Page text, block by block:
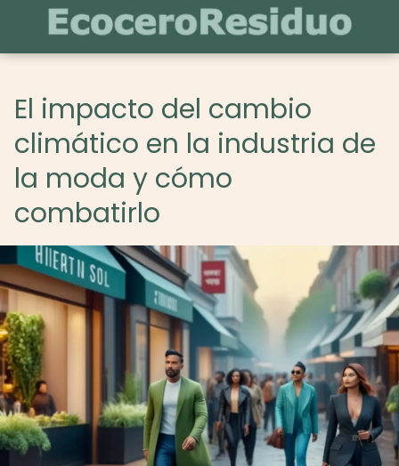
El impacto del cambio
climático en la industria de
la moda y cómo
combatirlo